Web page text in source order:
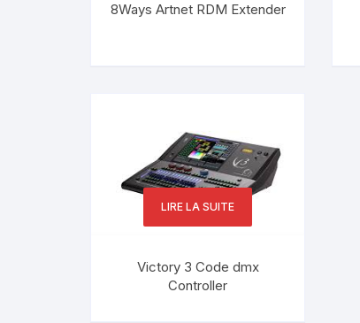
8Ways Artnet RDM Extender
LIRE LA SUITE
Victory 3 Code dmx
Controller